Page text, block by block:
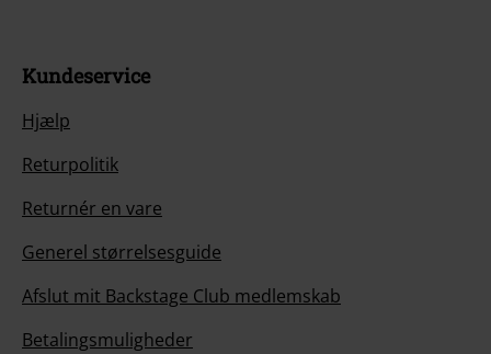
Kundeservice
Hjælp
Returpolitik
Returnér en vare
Generel størrelsesguide
Afslut mit Backstage Club medlemskab
Betalingsmuligheder